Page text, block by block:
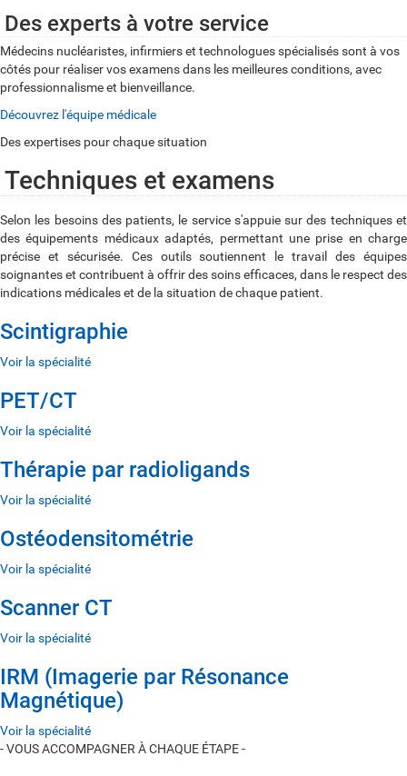
Des experts à votre service
Médecins nucléaristes, infirmiers et technologues spécialisés sont à vos
côtés pour réaliser vos examens dans les meilleures conditions, avec
professionnalisme et bienveillance.
Découvrez l'équipe médicale
Des expertises pour chaque situation
Techniques et examens
Selon les besoins des patients, le service s'appuie sur des techniques et
des équipements médicaux adaptés, permettant une prise en charge
précise et sécurisée. Ces outils soutiennent le travail des équipes
soignantes et contribuent à offrir des soins efficaces, dans le respect des
indications médicales et de la situation de chaque patient.
Scintigraphie
Voir la spécialité
PET/CT
Voir la spécialité
Thérapie par radioligands
Voir la spécialité
Ostéodensitométrie
Voir la spécialité
Scanner CT
Voir la spécialité
IRM (Imagerie par Résonance
Magnétique)
Voir la spécialité
- VOUS ACCOMPAGNER À CHAQUE ÉTAPE -